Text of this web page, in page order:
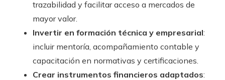
trazabilidad y facilitar acceso a mercados de
mayor valor.
Invertir en formación técnica y empresarial:
incluir mentoría, acompañamiento contable y
capacitación en normativas y certificaciones.
Crear instrumentos financieros adaptados: